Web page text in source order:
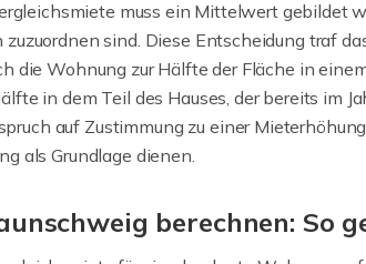
muss ein Mittelwert gebildet
sind. Diese Entscheidung traf
die Wohnung zur Hälfte der Fläche in
in dem Teil des Hauses, der bereits im
auf Zustimmung zu einer
als Grundlage dienen.
berechnen: So